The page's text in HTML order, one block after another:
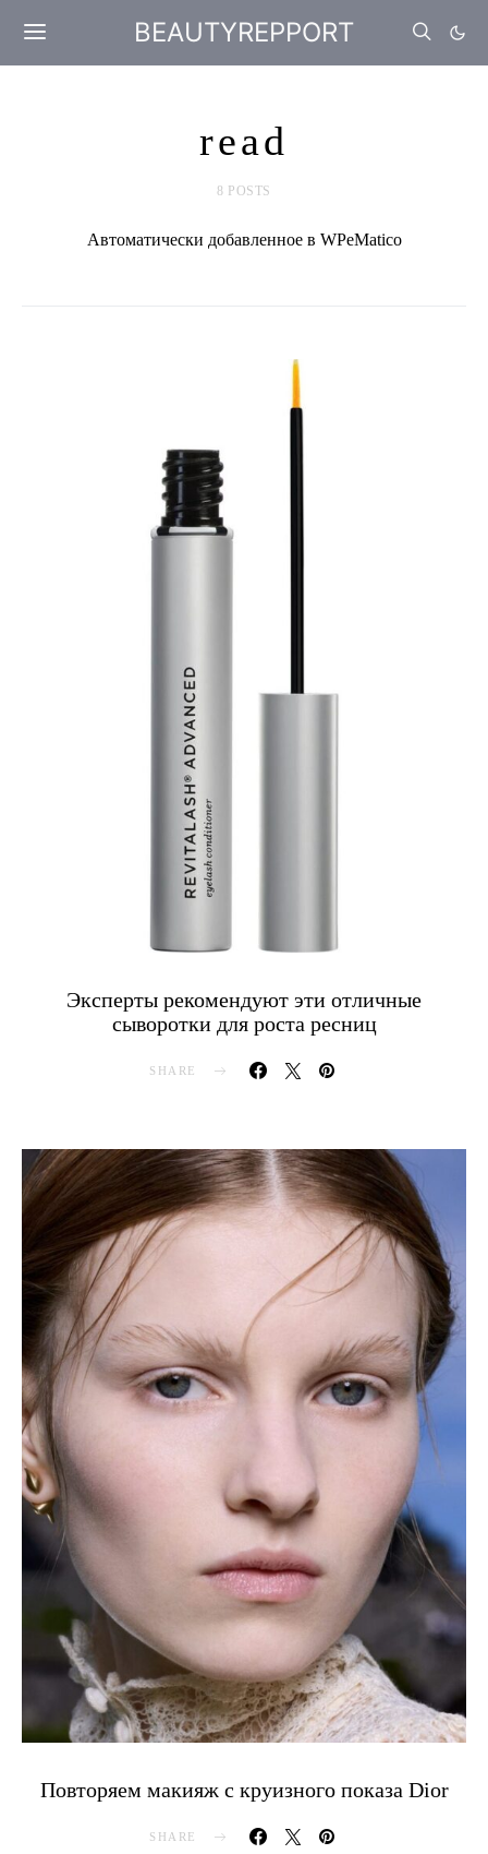
BEAUTYREPPORT
read
8 POSTS
Автоматически добавленное в WPeMatico
Эксперты рекомендуют эти отличные
сыворотки для роста ресниц
SHARE
Повторяем макияж с круизного показа Dior
SHARE